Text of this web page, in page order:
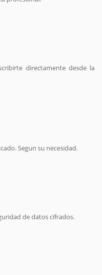
directamente desde la
Segun su necesidad.
de datos cifrados.